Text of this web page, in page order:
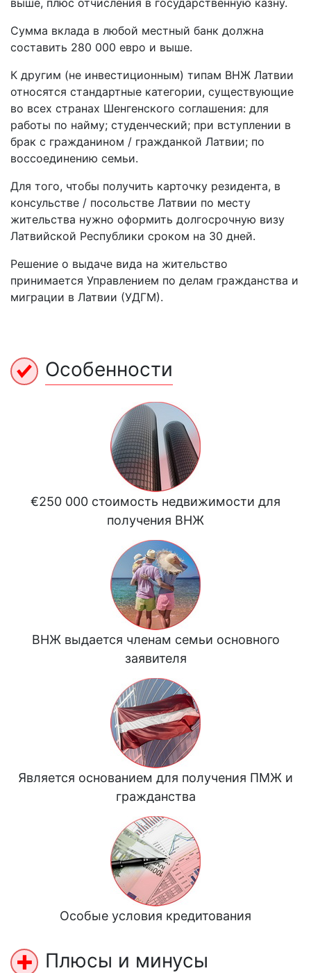
выше, плюс отчисления в государственную казну.
Сумма вклада в любой местный банк должна
составить 280 000 евро и выше.
К другим (не инвестиционным) типам ВНЖ Латвии
относятся стандартные категории, существующие
во всех странах Шенгенского соглашения: для
работы по найму; студенческий; при вступлении в
брак с гражданином / гражданкой Латвии; по
воссоединению семьи.
Для того, чтобы получить карточку резидента, в
консульстве / посольстве Латвии по месту
жительства нужно оформить долгосрочную визу
Латвийской Республики сроком на 30 дней.
Решение о выдаче вида на жительство
принимается Управлением по делам гражданства и
миграции в Латвии (УДГМ).
Особенности
€250 000 стоимость недвижимости для
получения ВНЖ
ВНЖ выдается членам семьи основного
заявителя
Является основанием для получения ПМЖ и
гражданства
Особые условия кредитования
Плюсы и минусы